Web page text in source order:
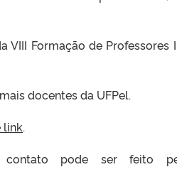
Formação de Professores
docentes da UFPel.
link.
contato pode ser feito